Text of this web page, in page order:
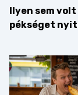
Ilyen sem
pékséget